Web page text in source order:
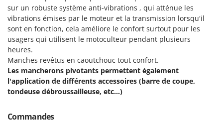
Stiga
Stocker
Sunseeker
T
Tecla
TecnoGen
Tellarini Pompe
sur un robuste système anti-vibrations , qui atténue les
vibrations émises par le moteur et la transmission lorsqu'il
sont en fonction, cela améliore le confort surtout pour les
usagers qui utilisent le motoculteur pendant plusieurs
heures.
Manches revêtus en caoutchouc tout confort.
Les mancherons pivotants permettent également
l'application de différents accessoires (barre de coupe,
tondeuse débroussailleuse, etc...)
Commandes